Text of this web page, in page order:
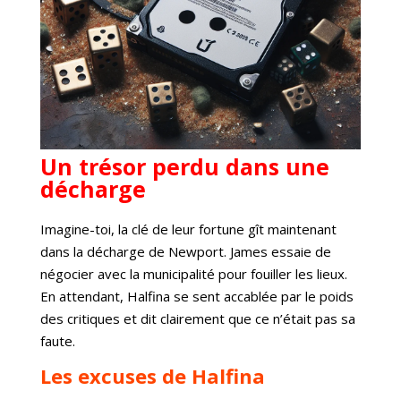
Un trésor perdu dans une
décharge
Imagine-toi, la clé de leur fortune gît maintenant
dans la décharge de Newport. James essaie de
négocier avec la municipalité pour fouiller les lieux.
En attendant, Halfina se sent accablée par le poids
des critiques et dit clairement que ce n’était pas sa
faute.
Les excuses de Halfina